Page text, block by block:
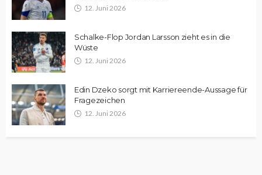
12. Juni 2026
Schalke-Flop Jordan Larsson zieht es in die
Wüste
12. Juni 2026
Edin Dzeko sorgt mit Karriereende-Aussage für
Fragezeichen
12. Juni 2026